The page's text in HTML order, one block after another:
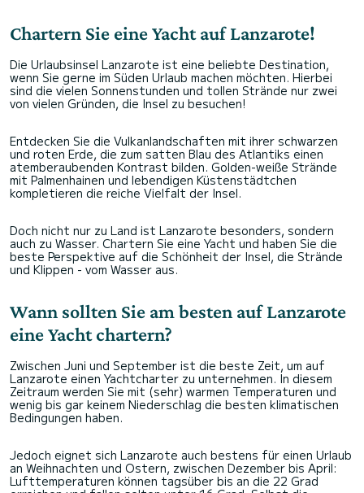
Chartern Sie eine Yacht auf Lanzarote!
Die Urlaubsinsel Lanzarote ist eine beliebte Destination,
wenn Sie gerne im Süden Urlaub machen möchten. Hierbei
sind die vielen Sonnenstunden und tollen Strände nur zwei
von vielen Gründen, die Insel zu besuchen!
Entdecken Sie die Vulkanlandschaften mit ihrer schwarzen
und roten Erde, die zum satten Blau des Atlantiks einen
atemberaubenden Kontrast bilden. Golden-weiße Strände
mit Palmenhainen und lebendigen Küstenstädtchen
kompletieren die reiche Vielfalt der Insel.
Doch nicht nur zu Land ist Lanzarote besonders, sondern
auch zu Wasser. Chartern Sie eine Yacht und haben Sie die
beste Perspektive auf die Schönheit der Insel, die Strände
und Klippen - vom Wasser aus.
Wann sollten Sie am besten auf Lanzarote
eine Yacht chartern?
Zwischen Juni und September ist die beste Zeit, um auf
Lanzarote einen Yachtcharter zu unternehmen. In diesem
Zeitraum werden Sie mit (sehr) warmen Temperaturen und
wenig bis gar keinem Niederschlag die besten klimatischen
Bedingungen haben.
Jedoch eignet sich Lanzarote auch bestens für einen Urlaub
an Weihnachten und Ostern, zwischen Dezember bis April:
Lufttemperaturen können tagsüber bis an die 22 Grad